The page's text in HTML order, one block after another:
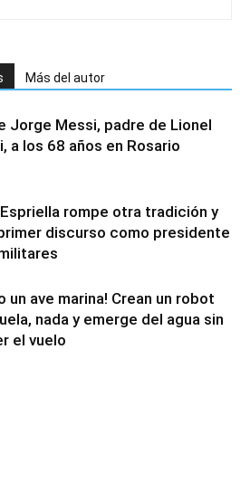
Más del autor
Jorge Messi, padre de Lionel
a los 68 años en Rosario
rompe otra tradición y
discurso como presidente
un ave marina! Crean un robot
nada y emerge del agua sin
el vuelo